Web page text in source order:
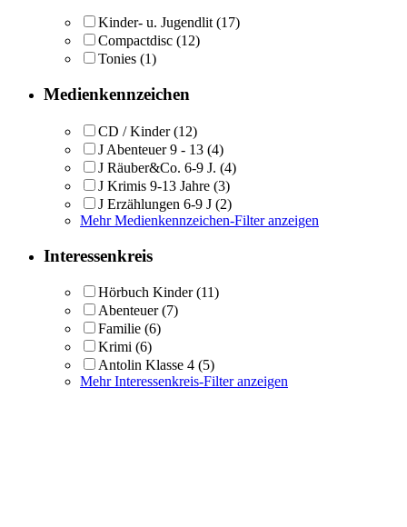
Kinder- u. Jugendlit (17)
Compactdisc (12)
Tonies (1)
Medienkennzeichen
CD / Kinder (12)
J Abenteuer 9 - 13 (4)
J Räuber&Co. 6-9 J. (4)
J Krimis 9-13 Jahre (3)
J Erzählungen 6-9 J (2)
Mehr Medienkennzeichen-Filter anzeigen
Interessenkreis
Hörbuch Kinder (11)
Abenteuer (7)
Familie (6)
Krimi (6)
Antolin Klasse 4 (5)
Mehr Interessenkreis-Filter anzeigen